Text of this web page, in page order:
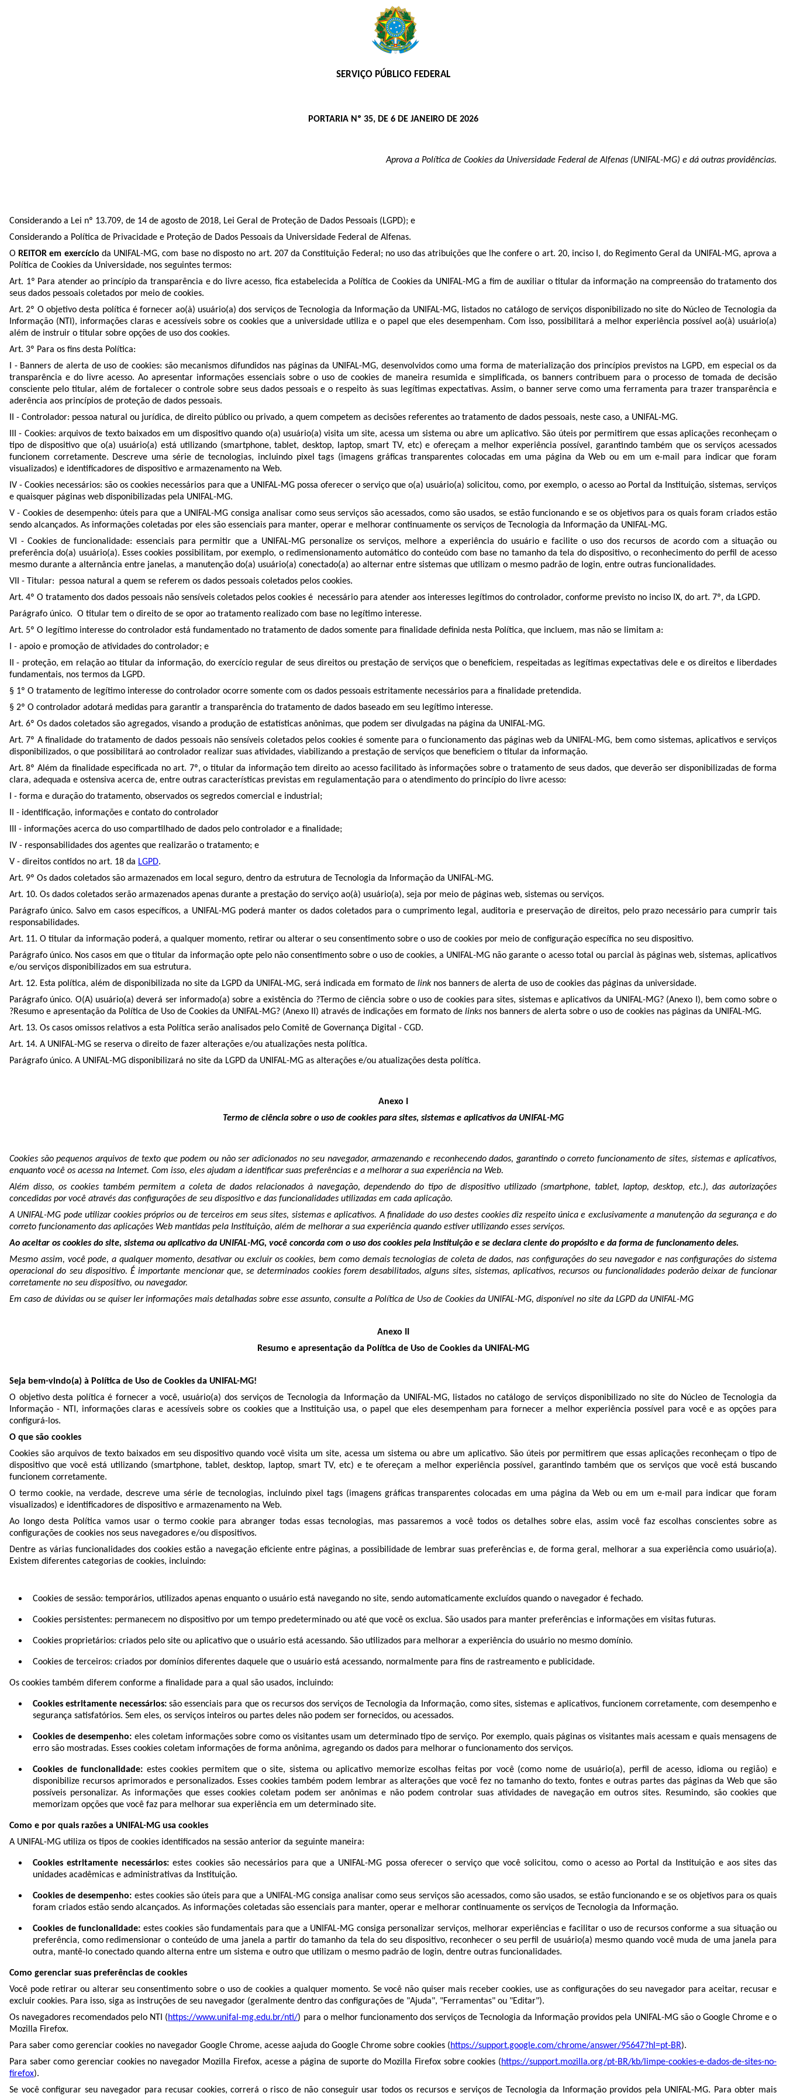
SERVIÇO PÚBLICO FEDERAL
PORTARIA Nº 35, DE 6 DE JANEIRO DE 2026
Aprova a Política de Cookies da Universidade Federal de Alfenas (UNIFAL-MG) e dá outras providências.
Considerando a Lei nº 13.709, de 14 de agosto de 2018, Lei Geral de Proteção de Dados Pessoais (LGPD); e
Considerando a Política de Privacidade e Proteção de Dados Pessoais da Universidade Federal de Alfenas.
O REITOR em exercício da UNIFAL-MG, com base no disposto no art. 207 da Constituição Federal; no uso das atribuições que lhe confere o art. 20, inciso I, do Regimento Geral da UNIFAL-MG, aprova a
Política de Cookies da Universidade, nos seguintes termos:
Art. 1º Para atender ao princípio da transparência e do livre acesso, fica estabelecida a Política de Cookies da UNIFAL-MG a fim de auxiliar o titular da informação na compreensão do tratamento dos
seus dados pessoais coletados por meio de cookies.
Art. 2º O objetivo desta política é fornecer ao(à) usuário(a) dos serviços de Tecnologia da Informação da UNIFAL-MG, listados no catálogo de serviços disponibilizado no site do Núcleo de Tecnologia da
Informação (NTI), informações claras e acessíveis sobre os cookies que a universidade utiliza e o papel que eles desempenham. Com isso, possibilitará a melhor experiência possível ao(à) usuário(a)
além de instruir o titular sobre opções de uso dos cookies.
Art. 3º Para os fins desta Política:
I - Banners de alerta de uso de cookies: são mecanismos difundidos nas páginas da UNIFAL-MG, desenvolvidos como uma forma de materialização dos princípios previstos na LGPD, em especial os da
transparência e do livre acesso. Ao apresentar informações essenciais sobre o uso de cookies de maneira resumida e simplificada, os banners contribuem para o processo de tomada de decisão
consciente pelo titular, além de fortalecer o controle sobre seus dados pessoais e o respeito às suas legítimas expectativas. Assim, o banner serve como uma ferramenta para trazer transparência e
aderência aos princípios de proteção de dados pessoais.
II - Controlador: pessoa natural ou jurídica, de direito público ou privado, a quem competem as decisões referentes ao tratamento de dados pessoais, neste caso, a UNIFAL-MG.
III - Cookies: arquivos de texto baixados em um dispositivo quando o(a) usuário(a) visita um site, acessa um sistema ou abre um aplicativo. São úteis por permitirem que essas aplicações reconheçam o
tipo de dispositivo que o(a) usuário(a) está utilizando (smartphone, tablet, desktop, laptop, smart TV, etc) e ofereçam a melhor experiência possível, garantindo também que os serviços acessados
funcionem corretamente. Descreve uma série de tecnologias, incluindo pixel tags (imagens gráficas transparentes colocadas em uma página da Web ou em um e-mail para indicar que foram
visualizados) e identificadores de dispositivo e armazenamento na Web.
IV - Cookies necessários: são os cookies necessários para que a UNIFAL-MG possa oferecer o serviço que o(a) usuário(a) solicitou, como, por exemplo, o acesso ao Portal da Instituição, sistemas, serviços
e quaisquer páginas web disponibilizadas pela UNIFAL-MG.
V - Cookies de desempenho: úteis para que a UNIFAL-MG consiga analisar como seus serviços são acessados, como são usados, se estão funcionando e se os objetivos para os quais foram criados estão
sendo alcançados. As informações coletadas por eles são essenciais para manter, operar e melhorar continuamente os serviços de Tecnologia da Informação da UNIFAL-MG.
VI - Cookies de funcionalidade: essenciais para permitir que a UNIFAL-MG personalize os serviços, melhore a experiência do usuário e facilite o uso dos recursos de acordo com a situação ou
preferência do(a) usuário(a). Esses cookies possibilitam, por exemplo, o redimensionamento automático do conteúdo com base no tamanho da tela do dispositivo, o reconhecimento do perfil de acesso
mesmo durante a alternância entre janelas, a manutenção do(a) usuário(a) conectado(a) ao alternar entre sistemas que utilizam o mesmo padrão de login, entre outras funcionalidades.
VII - Titular: pessoa natural a quem se referem os dados pessoais coletados pelos cookies.
Art. 4º O tratamento dos dados pessoais não sensíveis coletados pelos cookies é necessário para atender aos interesses legítimos do controlador, conforme previsto no inciso IX, do art. 7º, da LGPD.
Parágrafo único. O titular tem o direito de se opor ao tratamento realizado com base no legítimo interesse.
Art. 5º O legítimo interesse do controlador está fundamentado no tratamento de dados somente para finalidade definida nesta Política, que incluem, mas não se limitam a:
I - apoio e promoção de atividades do controlador; e
II - proteção, em relação ao titular da informação, do exercício regular de seus direitos ou prestação de serviços que o beneficiem, respeitadas as legítimas expectativas dele e os direitos e liberdades
fundamentais, nos termos da LGPD.
§ 1º O tratamento de legítimo interesse do controlador ocorre somente com os dados pessoais estritamente necessários para a finalidade pretendida.
§ 2º O controlador adotará medidas para garantir a transparência do tratamento de dados baseado em seu legítimo interesse.
Art. 6º Os dados coletados são agregados, visando a produção de estatísticas anônimas, que podem ser divulgadas na página da UNIFAL-MG.
Art. 7º A finalidade do tratamento de dados pessoais não sensíveis coletados pelos cookies é somente para o funcionamento das páginas web da UNIFAL-MG, bem como sistemas, aplicativos e serviços
disponibilizados, o que possibilitará ao controlador realizar suas atividades, viabilizando a prestação de serviços que beneficiem o titular da informação.
Art. 8º Além da finalidade especificada no art. 7º, o titular da informação tem direito ao acesso facilitado às informações sobre o tratamento de seus dados, que deverão ser disponibilizadas de forma
clara, adequada e ostensiva acerca de, entre outras características previstas em regulamentação para o atendimento do princípio do livre acesso:
I - forma e duração do tratamento, observados os segredos comercial e industrial;
II - identificação, informações e contato do controlador
III - informações acerca do uso compartilhado de dados pelo controlador e a finalidade;
IV - responsabilidades dos agentes que realizarão o tratamento; e
V - direitos contidos no art. 18 da LGPD.
Art. 9º Os dados coletados são armazenados em local seguro, dentro da estrutura de Tecnologia da Informação da UNIFAL-MG.
Art. 10. Os dados coletados serão armazenados apenas durante a prestação do serviço ao(à) usuário(a), seja por meio de páginas web, sistemas ou serviços.
Parágrafo único. Salvo em casos específicos, a UNIFAL-MG poderá manter os dados coletados para o cumprimento legal, auditoria e preservação de direitos, pelo prazo necessário para cumprir tais
responsabilidades.
Art. 11. O titular da informação poderá, a qualquer momento, retirar ou alterar o seu consentimento sobre o uso de cookies por meio de configuração específica no seu dispositivo.
Parágrafo único. Nos casos em que o titular da informação opte pelo não consentimento sobre o uso de cookies, a UNIFAL-MG não garante o acesso total ou parcial às páginas web, sistemas, aplicativos
e/ou serviços disponibilizados em sua estrutura.
Art. 12. Esta política, além de disponibilizada no site da LGPD da UNIFAL-MG, será indicada em formato de link nos banners de alerta de uso de cookies das páginas da universidade.
Parágrafo único. O(A) usuário(a) deverá ser informado(a) sobre a existência do ?Termo de ciência sobre o uso de cookies para sites, sistemas e aplicativos da UNIFAL-MG? (Anexo I), bem como sobre o
?Resumo e apresentação da Política de Uso de Cookies da UNIFAL-MG? (Anexo II) através de indicações em formato de links nos banners de alerta sobre o uso de cookies nas páginas da UNIFAL-MG.
Art. 13. Os casos omissos relativos a esta Política serão analisados pelo Comitê de Governança Digital - CGD.
Art. 14. A UNIFAL-MG se reserva o direito de fazer alterações e/ou atualizações nesta política.
Parágrafo único. A UNIFAL-MG disponibilizará no site da LGPD da UNIFAL-MG as alterações e/ou atualizações desta política.
Anexo I
Termo de ciência sobre o uso de cookies para sites, sistemas e aplicativos da UNIFAL-MG
Cookies são pequenos arquivos de texto que podem ou não ser adicionados no seu navegador, armazenando e reconhecendo dados, garantindo o correto funcionamento de sites, sistemas e aplicativos,
enquanto você os acessa na Internet. Com isso, eles ajudam a identificar suas preferências e a melhorar a sua experiência na Web.
Além disso, os cookies também permitem a coleta de dados relacionados à navegação, dependendo do tipo de dispositivo utilizado (smartphone, tablet, laptop, desktop, etc.), das autorizações
concedidas por você através das configurações de seu dispositivo e das funcionalidades utilizadas em cada aplicação.
A UNIFAL-MG pode utilizar cookies próprios ou de terceiros em seus sites, sistemas e aplicativos. A finalidade do uso destes cookies diz respeito única e exclusivamente a manutenção da segurança e do
correto funcionamento das aplicações Web mantidas pela Instituição, além de melhorar a sua experiência quando estiver utilizando esses serviços.
Ao aceitar os cookies do site, sistema ou aplicativo da UNIFAL-MG, você concorda com o uso dos cookies pela Instituição e se declara ciente do propósito e da forma de funcionamento deles.
Mesmo assim, você pode, a qualquer momento, desativar ou excluir os cookies, bem como demais tecnologias de coleta de dados, nas configurações do seu navegador e nas configurações do sistema
operacional do seu dispositivo. É importante mencionar que, se determinados cookies forem desabilitados, alguns sites, sistemas, aplicativos, recursos ou funcionalidades poderão deixar de funcionar
corretamente no seu dispositivo, ou navegador.
Em caso de dúvidas ou se quiser ler informações mais detalhadas sobre esse assunto, consulte a Política de Uso de Cookies da UNIFAL-MG, disponível no site da LGPD da UNIFAL-MG
Anexo II
Resumo e apresentação da Política de Uso de Cookies da UNIFAL-MG
Seja bem-vindo(a) à Política de Uso de Cookies da UNIFAL-MG!
O objetivo desta política é fornecer a você, usuário(a) dos serviços de Tecnologia da Informação da UNIFAL-MG, listados no catálogo de serviços disponibilizado no site do Núcleo de Tecnologia da
Informação - NTI, informações claras e acessíveis sobre os cookies que a Instituição usa, o papel que eles desempenham para fornecer a melhor experiência possível para você e as opções para
configurá-los.
O que são cookies
Cookies são arquivos de texto baixados em seu dispositivo quando você visita um site, acessa um sistema ou abre um aplicativo. São úteis por permitirem que essas aplicações reconheçam o tipo de
dispositivo que você está utilizando (smartphone, tablet, desktop, laptop, smart TV, etc) e te ofereçam a melhor experiência possível, garantindo também que os serviços que você está buscando
funcionem corretamente.
O termo cookie, na verdade, descreve uma série de tecnologias, incluindo pixel tags (imagens gráficas transparentes colocadas em uma página da Web ou em um e-mail para indicar que foram
visualizados) e identificadores de dispositivo e armazenamento na Web.
Ao longo desta Política vamos usar o termo cookie para abranger todas essas tecnologias, mas passaremos a você todos os detalhes sobre elas, assim você faz escolhas conscientes sobre as
configurações de cookies nos seus navegadores e/ou dispositivos.
Dentre as várias funcionalidades dos cookies estão a navegação eficiente entre páginas, a possibilidade de lembrar suas preferências e, de forma geral, melhorar a sua experiência como usuário(a).
Existem diferentes categorias de cookies, incluindo:
Cookies de sessão: temporários, utilizados apenas enquanto o usuário está navegando no site, sendo automaticamente excluídos quando o navegador é fechado.
Cookies persistentes: permanecem no dispositivo por um tempo predeterminado ou até que você os exclua. São usados para manter preferências e informações em visitas futuras.
Cookies proprietários: criados pelo site ou aplicativo que o usuário está acessando. São utilizados para melhorar a experiência do usuário no mesmo domínio.
Cookies de terceiros: criados por domínios diferentes daquele que o usuário está acessando, normalmente para fins de rastreamento e publicidade.
Os cookies também diferem conforme a finalidade para a qual são usados, incluindo:
Cookies estritamente necessários: são essenciais para que os recursos dos serviços de Tecnologia da Informação, como sites, sistemas e aplicativos, funcionem corretamente, com desempenho e
segurança satisfatórios. Sem eles, os serviços inteiros ou partes deles não podem ser fornecidos, ou acessados.
Cookies de desempenho: eles coletam informações sobre como os visitantes usam um determinado tipo de serviço. Por exemplo, quais páginas os visitantes mais acessam e quais mensagens de
erro são mostradas. Esses cookies coletam informações de forma anônima, agregando os dados para melhorar o funcionamento dos serviços.
Cookies de funcionalidade: estes cookies permitem que o site, sistema ou aplicativo memorize escolhas feitas por você (como nome de usuário(a), perfil de acesso, idioma ou região) e
disponibilize recursos aprimorados e personalizados. Esses cookies também podem lembrar as alterações que você fez no tamanho do texto, fontes e outras partes das páginas da Web que são
possíveis personalizar. As informações que esses cookies coletam podem ser anônimas e não podem controlar suas atividades de navegação em outros sites. Resumindo, são cookies que
memorizam opções que você faz para melhorar sua experiência em um determinado site.
Como e por quais razões a UNIFAL-MG usa cookies
A UNIFAL-MG utiliza os tipos de cookies identificados na sessão anterior da seguinte maneira:
Cookies estritamente necessários: estes cookies são necessários para que a UNIFAL-MG possa oferecer o serviço que você solicitou, como o acesso ao Portal da Instituição e aos sites das
unidades acadêmicas e administrativas da Instituição.
Cookies de desempenho: estes cookies são úteis para que a UNIFAL-MG consiga analisar como seus serviços são acessados, como são usados, se estão funcionando e se os objetivos para os quais
foram criados estão sendo alcançados. As informações coletadas são essenciais para manter, operar e melhorar continuamente os serviços de Tecnologia da Informação.
Cookies de funcionalidade: estes cookies são fundamentais para que a UNIFAL-MG consiga personalizar serviços, melhorar experiências e facilitar o uso de recursos conforme a sua situação ou
preferência, como redimensionar o conteúdo de uma janela a partir do tamanho da tela do seu dispositivo, reconhecer o seu perfil de usuário(a) mesmo quando você muda de uma janela para
outra, mantê-lo conectado quando alterna entre um sistema e outro que utilizam o mesmo padrão de login, dentre outras funcionalidades.
Como gerenciar suas preferências de cookies
Você pode retirar ou alterar seu consentimento sobre o uso de cookies a qualquer momento. Se você não quiser mais receber cookies, use as configurações do seu navegador para aceitar, recusar e
excluir cookies. Para isso, siga as instruções de seu navegador (geralmente dentro das configurações de "Ajuda", "Ferramentas" ou "Editar").
Os navegadores recomendados pelo NTI (https://www.unifal-mg.edu.br/nti/) para o melhor funcionamento dos serviços de Tecnologia da Informação providos pela UNIFAL-MG são o Google Chrome e o
Mozilla Firefox.
Para saber como gerenciar cookies no navegador Google Chrome, acesse aajuda do Google Chrome sobre cookies (https://support.google.com/chrome/answer/95647?hl=pt-BR).
Para saber como gerenciar cookies no navegador Mozilla Firefox, acesse a página de suporte do Mozilla Firefox sobre cookies (https://support.mozilla.org/pt-BR/kb/limpe-cookies-e-dados-de-sites-no-
firefox).
Se você configurar seu navegador para recusar cookies, correrá o risco de não conseguir usar todos os recursos e serviços de Tecnologia da Informação providos pela UNIFAL-MG. Para obter mais